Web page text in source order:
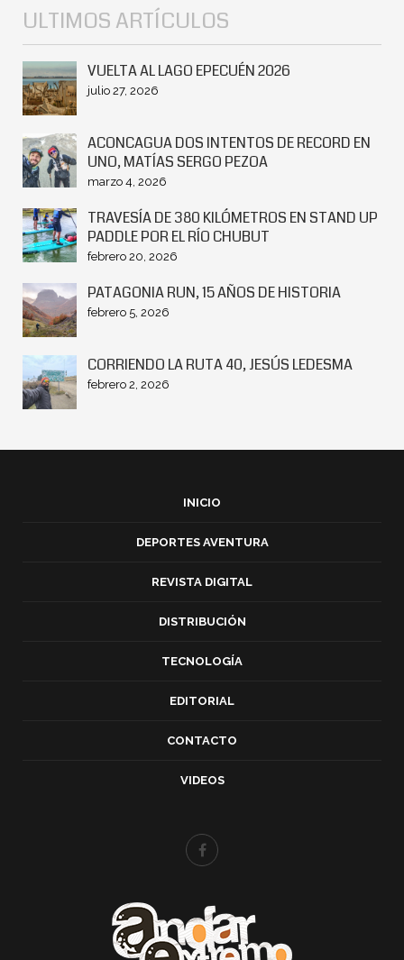
ULTIMOS ARTÍCULOS
VUELTA AL LAGO EPECUÉN 2026
julio 27, 2026
ACONCAGUA DOS INTENTOS DE RECORD EN
UNO, MATÍAS SERGO PEZOA
marzo 4, 2026
TRAVESÍA DE 380 KILÓMETROS EN STAND UP
PADDLE POR EL RÍO CHUBUT
febrero 20, 2026
PATAGONIA RUN, 15 AÑOS DE HISTORIA
febrero 5, 2026
CORRIENDO LA RUTA 40, JESÚS LEDESMA
febrero 2, 2026
INICIO
DEPORTES AVENTURA
REVISTA DIGITAL
DISTRIBUCIÓN
TECNOLOGÍA
EDITORIAL
CONTACTO
VIDEOS